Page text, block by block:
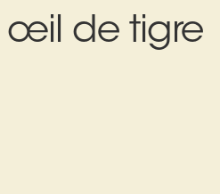
œil de tigre